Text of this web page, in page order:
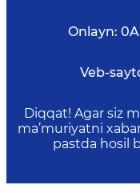
Onlayn: 0
Veb-
Diqqat! Agar siz
ma’muriyatni
pastda hosil